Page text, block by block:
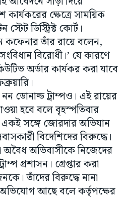
কার্যকরের ক্ষেত্রে সাময়িক
ডিস্ট্রিক্ট কোর্ট।
কফেনার তাঁর রায়ে বলেন,
বিরোধী।’ যে কারণে
অর্ডার কার্যকর করা যাবে
ডোনাল্ড ট্রাম্পও। এই রায়ের
হবে বলে বৃহস্পতিবার
একই সঙ্গে জোরদার অভিযান
বিদেশিদের বিরুদ্ধে।
অভিবাসীকে নিজেদের
প্রশাসন। গ্রেপ্তার করা
তাঁদের বিরুদ্ধে নানা
আছে বলে কর্তৃপক্ষের